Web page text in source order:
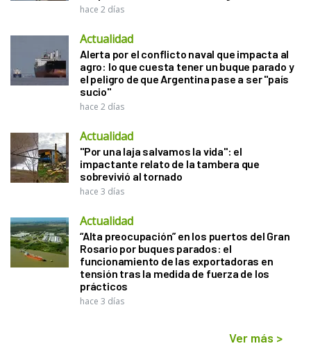
hace 2 días
Actualidad
Alerta por el conflicto naval que impacta al
agro: lo que cuesta tener un buque parado y
el peligro de que Argentina pase a ser "país
sucio"
hace 2 días
Actualidad
"Por una laja salvamos la vida": el
impactante relato de la tambera que
sobrevivió al tornado
hace 3 días
Actualidad
“Alta preocupación” en los puertos del Gran
Rosario por buques parados: el
funcionamiento de las exportadoras en
tensión tras la medida de fuerza de los
prácticos
hace 3 días
Ver más >